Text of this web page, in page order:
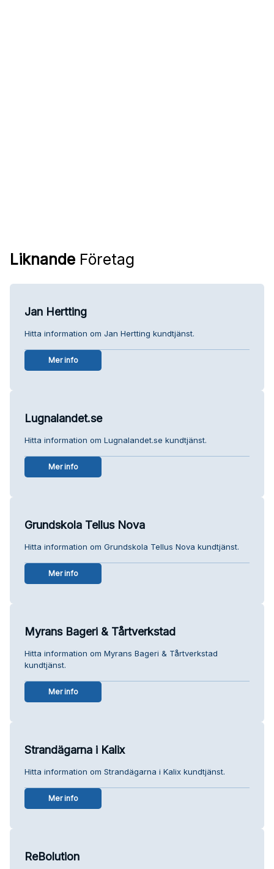
Liknande Företag
Jan Hertting
Hitta information om Jan Hertting kundtjänst.
Mer info
Lugnalandet.se
Hitta information om Lugnalandet.se kundtjänst.
Mer info
Grundskola Tellus Nova
Hitta information om Grundskola Tellus Nova kundtjänst.
Mer info
Myrans Bageri & Tårtverkstad
Hitta information om Myrans Bageri & Tårtverkstad
kundtjänst.
Mer info
Strandägarna i Kalix
Hitta information om Strandägarna i Kalix kundtjänst.
Mer info
ReBolution